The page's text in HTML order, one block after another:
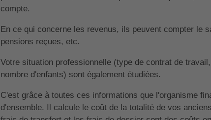
compte.
En ce qui concerne les revenus, ils peuvent compter le
pensions reçues, etc.
Votre situation professionnelle (type de contrat de
nombre d'enfants) sont également étudiées.
C'est grâce à toutes ces informations que l'organisme
d'ensemble. Il calcule le coût de la totalité de vos